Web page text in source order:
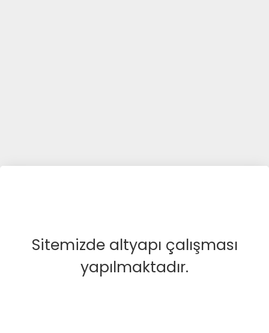
Sitemizde altyapı çalışması
yapılmaktadır.